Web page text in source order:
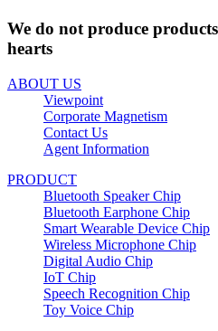
We do not produce
hearts
ABOUT US
Viewpoint
Corporate Magnetism
Contact Us
Agent Information
PRODUCT
Bluetooth Speaker Chip
Bluetooth Earphone Chip
Smart Wearable Device Chip
Wireless Microphone Chip
Digital Audio Chip
IoT Chip
Speech Recognition Chip
Toy Voice Chip